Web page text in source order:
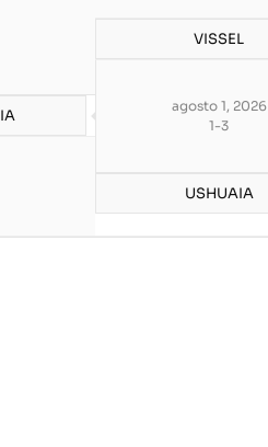
VISSEL
agosto 1, 2026
1-3
USHUAIA